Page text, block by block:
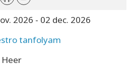
2026 - 02 dec. 2026
tanfolyam
Heer